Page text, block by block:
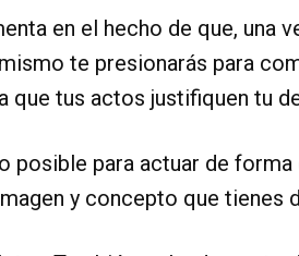
en el hecho de que, una
te presionarás para
que tus actos justifiquen tu
posible para actuar de
y concepto que tienes